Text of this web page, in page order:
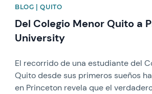
BLOG | QUITO
Del Colegio Menor Quito a
University
El recorrido de una estudiante del
Quito desde sus primeros sueños
en Princeton revela que el